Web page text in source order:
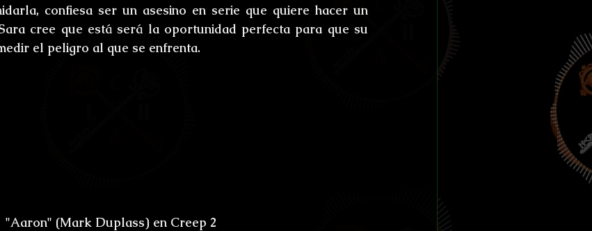
confiesa ser un asesino en serie que quiere hacer un
cree que está será la oportunidad perfecta para que su
el peligro al que se enfrenta.
"Aaron" (Mark Duplass) en Creep 2